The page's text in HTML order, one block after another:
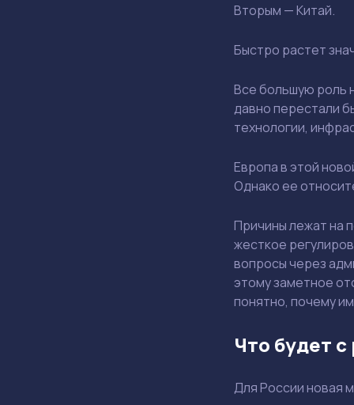
Вторым — Китай.
Быстро растет
Все большую роль
давно перестали
технологии,
Европа в этой
Однако ее
Причины лежат на
жесткое
вопросы через
этому заметное
понятно, почему
Что будет
Для России новая